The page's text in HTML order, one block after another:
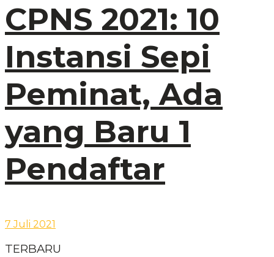
CPNS 2021: 10
Instansi Sepi
Peminat, Ada
yang Baru 1
Pendaftar
7 Juli 2021
TERBARU